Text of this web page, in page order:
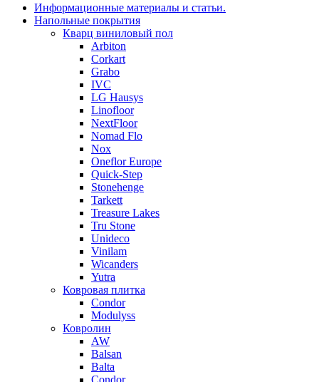
Информационные материалы и статьи.
Напольные покрытия
Кварц виниловый пол
Arbiton
Corkart
Grabo
IVC
LG Hausys
Linofloor
NextFloor
Nomad Flo
Nox
Oneflor Europe
Quick-Step
Stonehenge
Tarkett
Treasure Lakes
Tru Stone
Unideco
Vinilam
Wicanders
Yutra
Ковровая плитка
Condor
Modulyss
Ковролин
AW
Balsan
Balta
Condor